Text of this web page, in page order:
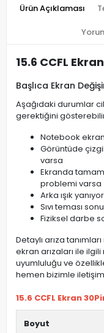
Ürün Açıklaması
15.6 CCFL
Başlıca Ekran
Aşağıdaki durumlar
gerektiğini
Notebook
Görüntüde
varsa
Ekranda
problemi varsa
Arka ışık
Sıvı teması
Fiziksel darbe
Detaylı arıza
ekran arızaları ile
uyumluluğu ve
hemen bizimle
15.6 CCFL Ekran
Boyut